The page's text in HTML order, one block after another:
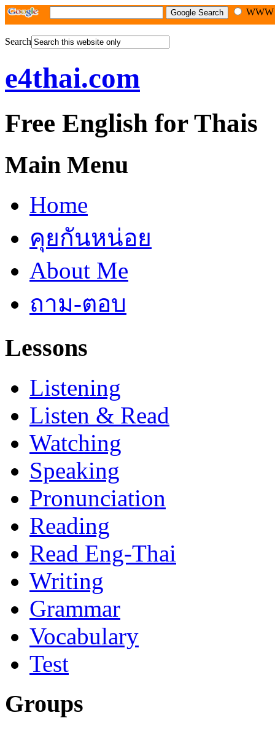
Search
e4thai.com
Free English for Thais
Main Menu
Home
คุยกันหน่อย
About Me
ถาม-ตอบ
Lessons
Listening
Listen & Read
Watching
Speaking
Pronunciation
Reading
Read Eng-Thai
Writing
Grammar
Vocabulary
Test
Groups